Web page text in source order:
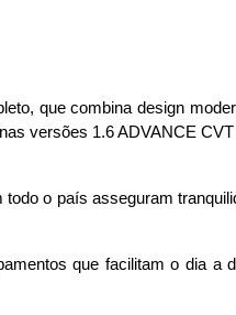
que combina design
versões 1.6 ADVANCE
o país asseguram
que facilitam o dia a